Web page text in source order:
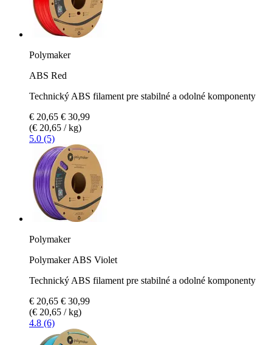
Polymaker
ABS Red
Technický ABS filament pre stabilné a odolné komponenty
€ 20,65 € 30,99
(€ 20,65 / kg)
5.0 (5)
Polymaker
Polymaker ABS Violet
Technický ABS filament pre stabilné a odolné komponenty
€ 20,65 € 30,99
(€ 20,65 / kg)
4.8 (6)